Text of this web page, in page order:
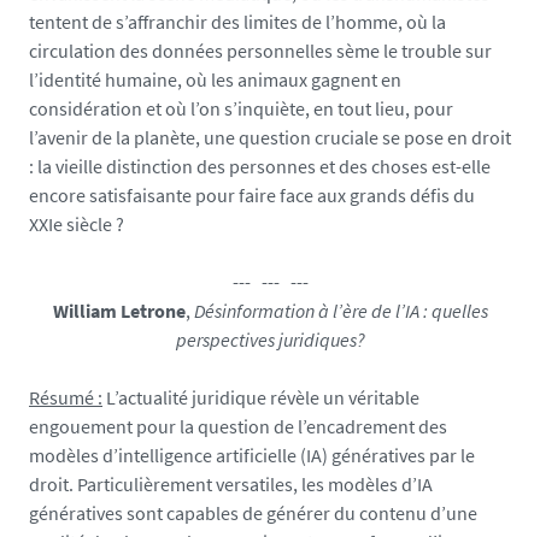
/
m
e
d
i
a
s
/
/
l
e
s
-
tentent de s’affranchir des limites de l’homme, où la
circulation des données personnelles sème le trouble sur
l’identité humaine, où les animaux gagnent en
considération et où l’on s’inquiète, en tout lieu, pour
l’avenir de la planète, une question cruciale se pose en droit
: la vieille distinction des personnes et des choses est-elle
encore satisfaisante pour faire face aux grands défis du
XXIe siècle ?
--- --- ---
William Letrone,Désinformation à l’ère de l’IA : quelles
perspectives juridiques?
Résumé : L’actualité juridique révèle un véritable
engouement pour la question de l’encadrement des
modèles d’intelligence artificielle (IA) génératives par le
droit. Particulièrement versatiles, les modèles d’IA
génératives sont capables de générer du contenu d’une